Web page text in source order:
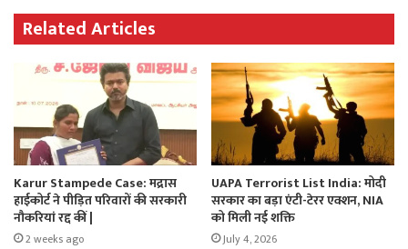
Related Articles
Karur Stampede Case: मद्रास
हाईकोर्ट ने पीड़ित परिवारों की सरकारी
नौकरियां रद्द कीं |
2 weeks ago
UAPA Terrorist List India: मोदी
सरकार का बड़ा एंटी-टेरर एक्शन, NIA
को मिली नई शक्ति
July 4, 2026